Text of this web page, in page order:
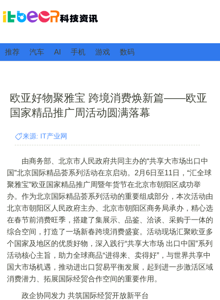
推荐 汽车 AI 手机 游戏 数码
欧亚好物聚雅宝 跨境消费焕新篇――欧亚
国家精品推广周活动圆满落幕
来源: IT产业网
由商务部、北京市人民政府共同主办的“共享大市场出口中
国”北京国际精品荟系列活动在京启动。2月6日至11日，“汇全球
聚雅宝”欧亚国家精品推广周暨年货节在北京市朝阳区成功举
办。作为北京国际精品荟系列活动的重要组成部分，本次活动由
北京市朝阳区人民政府主办、北京市朝阳区商务局承办，精心选
在春节前消费旺季，搭建了集展示、品鉴、洽谈、采购于一体的
综合空间，打造了一场新春跨境消费盛宴。活动现场汇聚欧亚多
个国家及地区的优质好物，深入践行“共享大市场 出口中国”系列
活动核心主旨，助力全球商品“进得来、卖得好”，与世界共享中
国大市场机遇，推动进出口贸易平衡发展，起到进一步激活区域
消费潜力、拓展国际经贸合作空间的重要作用。
政企协同发力 共筑国际经贸开放新平台